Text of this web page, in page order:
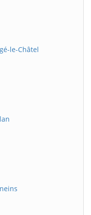
le-Châtel